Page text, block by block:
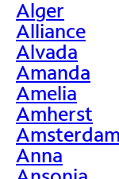
Alger
Alliance
Alvada
Amanda
Amelia
Amherst
Amsterdam
Anna